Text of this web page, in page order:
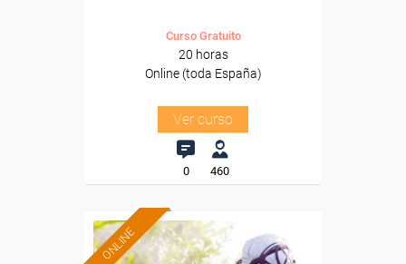
Curso Gratuito
20 horas
Online (toda España)
Ver curso
0 460
ONLINE